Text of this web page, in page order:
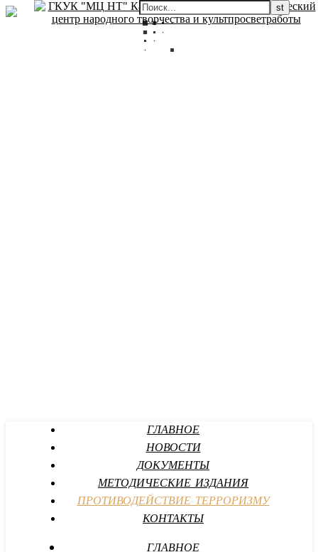
ГЛАВНОЕ
НОВОСТИ
ДОКУМЕНТЫ
МЕТОДИЧЕСКИЕ ИЗДАНИЯ
ПРОТИВОДЕЙСТВИЕ ТЕРРОРИЗМУ
КОНТАКТЫ
ГЛАВНОЕ